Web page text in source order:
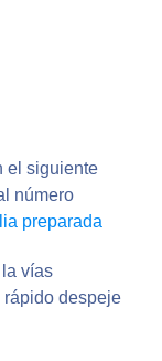
el siguiente
número
preparada
vías
rápido despeje